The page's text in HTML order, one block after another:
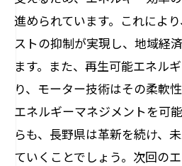
進められています。これによ
ストの抑制が実現し、地域経
ます。また、再生可能エネル
り、モーター技術はその柔軟
エネルギーマネジメントを可
らも、長野県は革新を続け、
ていくことでしょう。次回の